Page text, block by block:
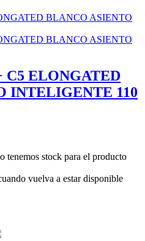
C5 ELONGATED
INTELIGENTE 110
tenemos stock para el producto
vuelva a estar disponible